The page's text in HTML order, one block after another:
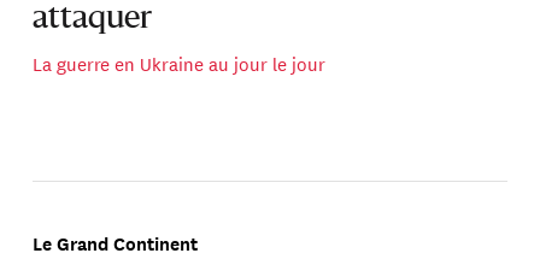
attaquer
La guerre en Ukraine au jour le jour
Le Grand Continent